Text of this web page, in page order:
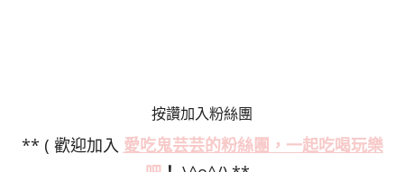
按讚加入粉絲團
** ( 歡迎加入 愛吃鬼芸芸的粉絲團，一起吃喝玩樂